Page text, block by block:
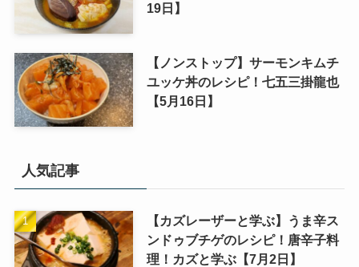
19日】
【ノンストップ】サーモンキムチ
ユッケ丼のレシピ！七五三掛龍也
【5月16日】
人気記事
【カズレーザーと学ぶ】うま辛ス
ンドゥブチゲのレシピ！唐辛子料
理！カズと学ぶ【7月2日】